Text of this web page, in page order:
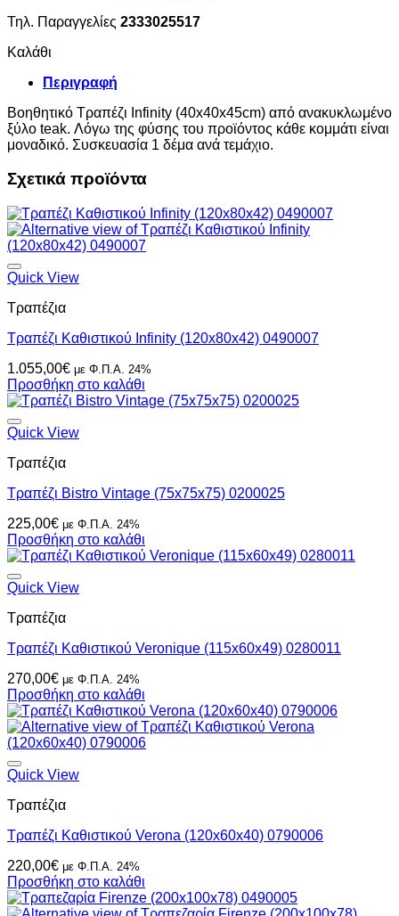
Τηλ. Παραγγελίες 2333025517
Καλάθι
Περιγραφή
Βοηθητικό Τραπέζι Infinity (40x40x45cm) από ανακυκλωμένο
ξύλο teak. Λόγω της φύσης του προϊόντος κάθε κομμάτι είναι
μοναδικό. Συσκευασία 1 δέμα ανά τεμάχιο.
Σχετικά προϊόντα
Quick View
Τραπέζια
Τραπέζι Καθιστικού Infinity (120x80x42) 0490007
1.055,00€ με Φ.Π.Α. 24%
Προσθήκη στο καλάθι
Quick View
Τραπέζια
Τραπέζι Bistro Vintage (75x75x75) 0200025
225,00€ με Φ.Π.Α. 24%
Προσθήκη στο καλάθι
Quick View
Τραπέζια
Τραπέζι Καθιστικού Veronique (115x60x49) 0280011
270,00€ με Φ.Π.Α. 24%
Προσθήκη στο καλάθι
Quick View
Τραπέζια
Τραπέζι Καθιστικού Verona (120x60x40) 0790006
220,00€ με Φ.Π.Α. 24%
Προσθήκη στο καλάθι